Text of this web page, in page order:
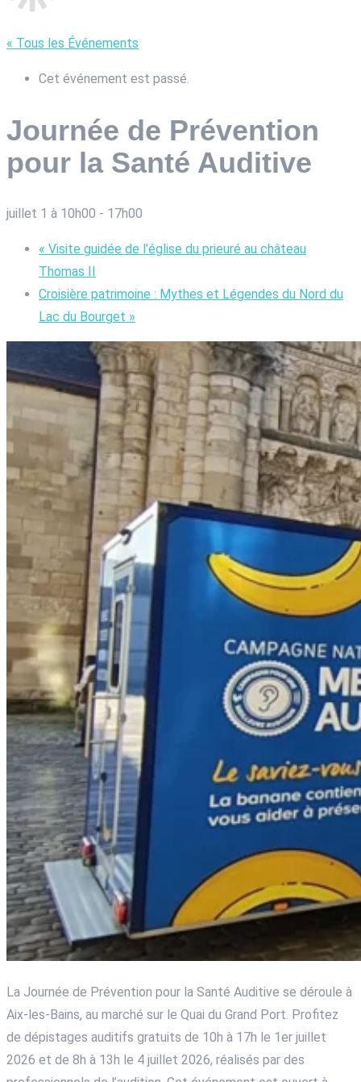
« Tous les Événements
Cet événement est passé.
Journée de Prévention
pour la Santé Auditive
juillet 1 à 10h00 - 17h00
« Visite guidée de l’église du prieuré au château
Thomas II
Croisière patrimoine : Mythes et Légendes du Nord du
Lac du Bourget »
La Journée de Prévention pour la Santé Auditive se déroule à
Aix-les-Bains, au marché sur le Quai du Grand Port. Profitez
de dépistages auditifs gratuits de 10h à 17h le 1er juillet
2026 et de 8h à 13h le 4 juillet 2026, réalisés par des